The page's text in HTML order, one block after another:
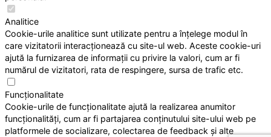
Analitice
Cookie-urile analitice sunt utilizate pentru a înțelege modul în
care vizitatorii interacționează cu site-ul web. Aceste cookie-uri
ajută la furnizarea de informații cu privire la valori, cum ar fi
numărul de vizitatori, rata de respingere, sursa de trafic etc.
Funcționalitate
Cookie-urile de funcționalitate ajută la realizarea anumitor
funcționalități, cum ar fi partajarea conținutului site-ului web pe
platformele de socializare, colectarea de feedback și alte